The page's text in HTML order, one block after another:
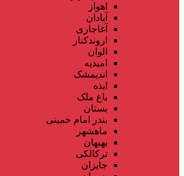
اهواز
آبادان
آغاجاری
اروندکنار
الوان
امیدیه
اندیمشک
ایذه
باغ ملک
بستان
بندر امام خمینی
ماهشهر
بهبهان
ترکالکی
جایزان